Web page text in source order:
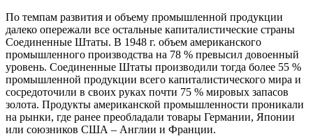
По темпам развития и объему промышленной продукции
далеко опережали все остальные капиталистические страны
Соединенные Штаты. В 1948 г. объем американского
промышленного производства на 78 % превысил довоенный
уровень. Соединенные Штаты производили тогда более 55 %
промышленной продукции всего капиталистического мира и
сосредоточили в своих руках почти 75 % мировых запасов
золота. Продукты американской промышленности проникали
на рынки, где ранее преобладали товары Германии, Японии
или союзников США – Англии и Франции.